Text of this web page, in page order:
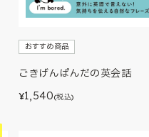
おすすめ商品
ごきげんぱんだの英会話
¥1,540(税込)